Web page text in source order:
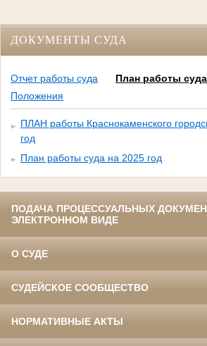
ДОКУМЕНТЫ СУДА
Отчет работы суда План работы суда
Положения
ПЛАН работы Краснокаменского
год
План работы суда на 2025 год
ПОДАЧА ПРОЦЕССУАЛЬНЫХ
ЭЛЕКТРОННОМ ВИДЕ
О СУДЕ
СУДЕЙСКОЕ СООБЩЕСТВО
НОРМАТИВНЫЕ АКТЫ